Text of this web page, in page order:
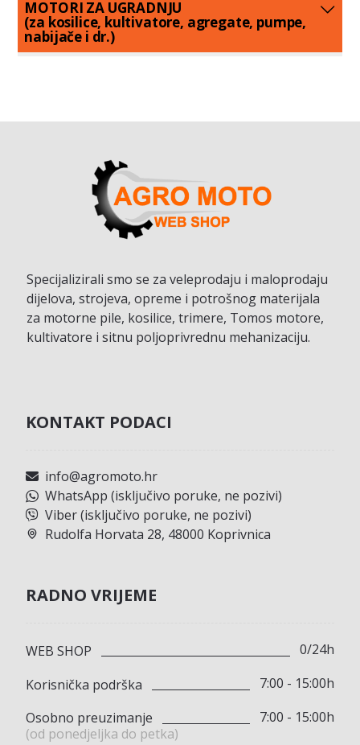
MOTORI ZA UGRADNJU
(za kosilice, kultivatore, agregate, pumpe,
nabijače i dr.)
Specijalizirali smo se za veleprodaju i maloprodaju
dijelova, strojeva, opreme i potrošnog materijala
za motorne pile, kosilice, trimere, Tomos motore,
kultivatore i sitnu poljoprivrednu mehanizaciju.
KONTAKT PODACI
info@agromoto.hr
WhatsApp (isključivo poruke, ne pozivi)
Viber (isključivo poruke, ne pozivi)
Rudolfa Horvata 28, 48000 Koprivnica
RADNO VRIJEME
WEB SHOP
0/24h
Korisnička podrška
7:00 - 15:00h
Osobno preuzimanje
(od ponedjeljka do petka)
7:00 - 15:00h